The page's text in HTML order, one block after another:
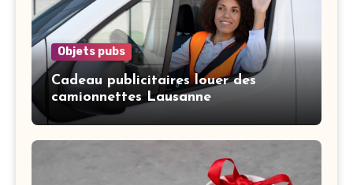
Objets pubs
Cadeau publicitaires louer des
camionnettes Lausanne